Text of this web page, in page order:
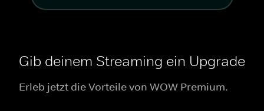
Gib deinem Streaming ein Upgrade
Erleb jetzt die Vorteile von WOW Premium.